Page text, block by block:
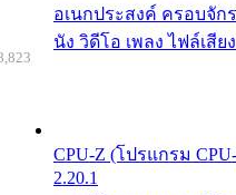
อเนกประสงค์ ครอบจัก
นัง วิดีโอ เพลง ไฟล์เสีย
CPU-Z (โปรแกรม
2.20.1